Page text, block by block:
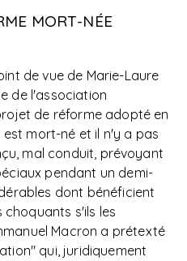
MORT-NÉE
de vue de Marie-Laure
de l'association
de réforme adopté en
mort-né et il n'y a pas
mal conduit, prévoyant
pendant un demi-
dont bénéficient
choquants s'ils les
Macron a prétexté
qui, juridiquement